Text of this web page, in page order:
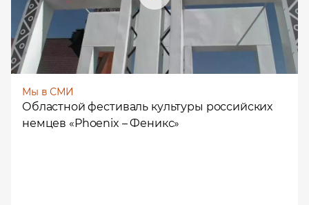
Мы в СМИ
Областной фестиваль культуры российских
немцев «Phoеnix – Феникс»